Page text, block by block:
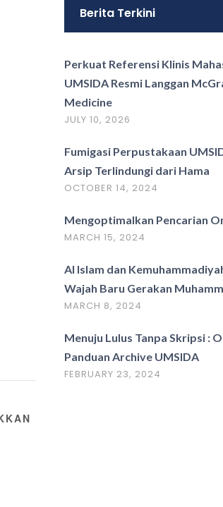
Berita Terkini
Perkuat Referensi Klinis
UMSIDA Resmi Langgan
Medicine
JULY 10, 2026
Fumigasi Perpustakaan
Arsip Terlindungi dari Hama
OCTOBER 14, 2024
Mengoptimalkan Pencarian
MARCH 15, 2024
Al Islam dan
Wajah Baru Gerakan
MARCH 8, 2024
Menuju Lulus Tanpa Skripsi :
Panduan Archive UMSIDA
FEBRUARY 23, 2024